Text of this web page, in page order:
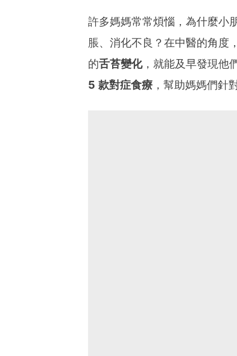
許多媽媽常常煩惱，為什麼小
脹、消化不良？在中醫的角度
的舌苔變化，就能及早發現他
5 款對症食療，幫助媽媽們針